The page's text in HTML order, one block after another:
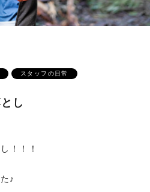
スタッフの日常
し
！！！
♪